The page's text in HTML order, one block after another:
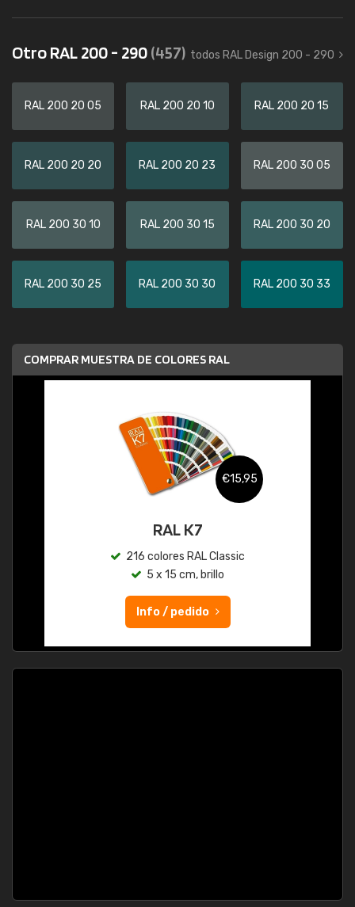
Otro RAL 200 - 290(457) todos RAL Design 200 - 290
RAL 200 20 05 RAL 200 20 10 RAL 200 20 15
RAL 200 20 20 RAL 200 20 23 RAL 200 30 05
RAL 200 30 10 RAL 200 30 15 RAL 200 30 20
RAL 200 30 25 RAL 200 30 30 RAL 200 30 33
COMPRAR MUESTRA DE COLORES RAL
€15,95
RAL K7
216 colores RAL Classic
5 x 15 cm, brillo
Info / pedido